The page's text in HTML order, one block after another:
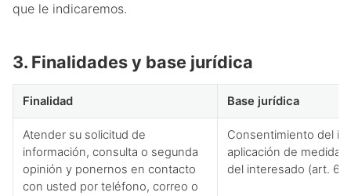
que le indicaremos.
3. Finalidades y base jurídica
Finalidad Base jurídica
Atender su solicitud de
información, consulta o segunda
opinión y ponernos en contacto
con usted por teléfono, correo o
Consentimiento del
aplicación de
del interesado (art.